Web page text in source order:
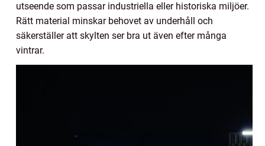
utseende som passar industriella eller historiska miljöer.
Rätt material minskar behovet av underhåll och
säkerställer att skylten ser bra ut även efter många
vintrar.